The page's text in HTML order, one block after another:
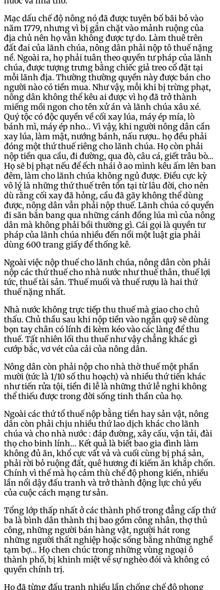
Mạc dấu chế độ nông nó đã được tuyên bố bãi bỏ vào
năm 1779, nhưng vì bị gắn chặt vào mảnh ruộng của
địa chủ nên họ vẫn không được tự do. Làm thuê trên
đất đai của lãnh chúa, nông dân phải nộp tô thuế nặng
nề. Ngoài ra, họ phải tuân theo quyền tư pháp của lãnh
chúa, được tượng trưng bằng chiếc giả treo cổ đặt tại
mỗi lãnh địa. Thường thường quyền này được bán cho
người nào có tiền mua. Như vậy, mỗi khi bị trừng phạt,
nông dân không thể kêu ai được vì họ đã trở thành
miếng mồi ngon cho tên xử án và lãnh chúa xâu xé.
Quý tộc có độc quyền về cối xay lúa, máy ép mía, lò
bánh mì, máy ép nho… Vì vậy, khi người nông dân cần
xay lúa, làm mật, nướng bánh, nấu rượu.. họ đều phải
đóng một thứ thuế riêng cho lãnh chúa. Họ còn phải
nộp tiền qua cầu, đi đường, qua đò, câu cá, giết trâu bò…
Họ sẽ bị phạt nếu để ếch nhái ở ao mình kêu ấm lên ban
đêm, làm cho lãnh chúa không ngủ được. Điều cực kỳ
vô lý là những thứ thuế trên tồn tại từ lâu đời, cho nên
dù rằng cối xay đã hỏng, cầu đã gãy không thể dùng
được, nông dân vẫn phải nộp thuế. Lãnh chúa có quyền
đi săn bắn bang qua những cánh đồng lúa mì của nông
dân mà không phải bồi thường gì. Cái gọi là quyền tư
pháp của lãnh chúa nhiều đến nổi một luật gia phải
dùng 600 trang giấy để thống kê.
Ngoài việc nộp thuế cho lãnh chúa, nông dân còn phải
nộp các thứ thuế cho nhà nước như thuế thân, thuế lợi
tức, thuế tài sản. Thuế muối và thuế rượu là hai thứ
thuế nặng nhất.
Nhà nước không trực tiếp thu thuế mà giao cho chủ
thấu. Chủ thầu sau khi nộp tiền vào ngân quỹ sẽ dùng
bọn tay chân có lính đi kèm kéo vào các làng để thu
thuế. Tất nhiên lối thu thuế như vậy chẳng khác gì
cướp bắc, vơ vét của cải của nông dân.
Nông dân còn phải nộp cho nhà thờ thuế một phần
mười (tức là 1/10 số thu hoạch) và nhiều thứ tiến khác
như tiến rửa tội, tiền đi lễ là những thứ lễ nghi không
thể thiếu được trong đời sống tinh thần của họ.
Ngoài các thứ tổ thuế nộp bằng tiền hay sản vật, nông
dân còn phải chịu nhiều thứ lao dịch khác cho lãnh
chúa và cho nhà nước : đáp đường, xây cấu, vận tải, đài
thọ cho binh lính… Kết quả là biết bao gia đình làm
không đủ ăn, khổ cực vất vả và cuối cùng bị phá sản,
phải rời bỏ ruộng đất, quê hương đi kiếm ăn khắp chốn.
Chính vì thế mà họ cảm thù chế độ phong kiến, nhiều
lần nổi dậy đấu tranh và trở thành động lực chủ yếu
của cuộc cách mạng tư sản.
Tổng lớp thấp nhất ở các thành phố trong đẳng cấp thứ
ba là bình dân thành thị bao gồm công nhân, thợ thủ
công, những người bán hàng vật, người hát rong
những người thất nghiệp hoặc sống bằng những nghề
tạm bợ… Họ chen chúc trong những vùng ngoại ô
thành phố, bị khinh miệt về sự nghèo đói và không có
quyền chính trị.
Họ đã từng đấu tranh nhiều lần chống chế độ phong